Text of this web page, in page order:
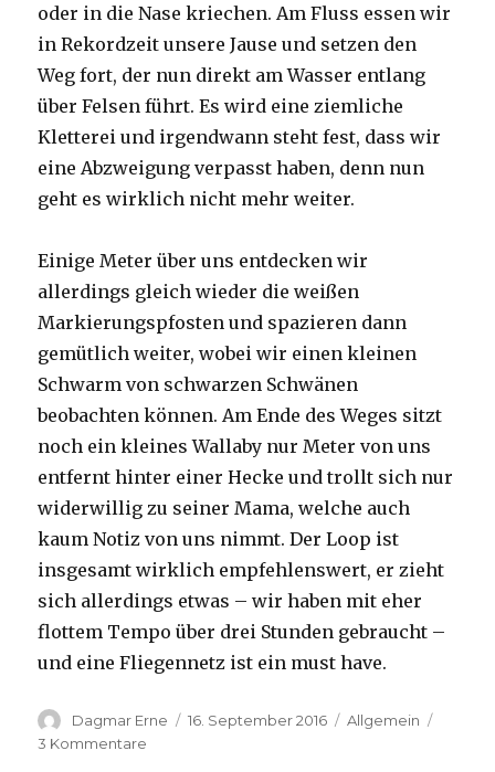
oder in die Nase kriechen. Am Fluss essen wir
in Rekordzeit unsere Jause und setzen den
Weg fort, der nun direkt am Wasser entlang
über Felsen führt. Es wird eine ziemliche
Kletterei und irgendwann steht fest, dass wir
eine Abzweigung verpasst haben, denn nun
geht es wirklich nicht mehr weiter.
Einige Meter über uns entdecken wir
allerdings gleich wieder die weißen
Markierungspfosten und spazieren dann
gemütlich weiter, wobei wir einen kleinen
Schwarm von schwarzen Schwänen
beobachten können. Am Ende des Weges sitzt
noch ein kleines Wallaby nur Meter von uns
entfernt hinter einer Hecke und trollt sich nur
widerwillig zu seiner Mama, welche auch
kaum Notiz von uns nimmt. Der Loop ist
insgesamt wirklich empfehlenswert, er zieht
sich allerdings etwas – wir haben mit eher
flottem Tempo über drei Stunden gebraucht –
und eine Fliegennetz ist ein must have.
Autor
Dagmar Erne
Veröffentlicht
16. September 2016 Kategorien
Allgemein
3 Kommentare